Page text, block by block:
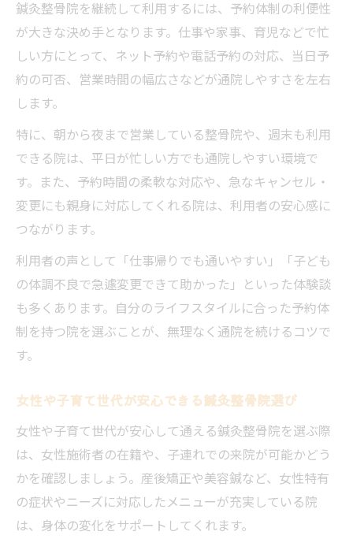
鍼灸整骨院を継続して利用するには、予約体制の利便性
が大きな決め手となります。仕事や家事、育児などで忙
しい方にとって、ネット予約や電話予約の対応、当日予
約の可否、営業時間の幅広さなどが通院しやすさを左右
します。
特に、朝から夜まで営業している整骨院や、週末も利用
できる院は、平日が忙しい方でも通院しやすい環境で
す。また、予約時間の柔軟な対応や、急なキャンセル・
変更にも親身に対応してくれる院は、利用者の安心感に
つながります。
利用者の声として「仕事帰りでも通いやすい」「子ども
の体調不良で急遽変更できて助かった」といった体験談
も多くあります。自分のライフスタイルに合った予約体
制を持つ院を選ぶことが、無理なく通院を続けるコツで
す。
女性や子育て世代が安心できる鍼灸整骨院選び
女性や子育て世代が安心して通える鍼灸整骨院を選ぶ際
は、女性施術者の在籍や、子連れでの来院が可能かどう
かを確認しましょう。産後矯正や美容鍼など、女性特有
の症状やニーズに対応したメニューが充実している院
は、身体の変化をサポートしてくれます。